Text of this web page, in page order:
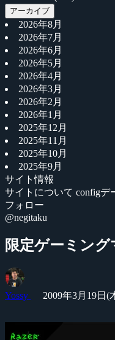
アーカイブ
2026年8月
2026年7月
2026年6月
2026年5月
2026年4月
2026年3月
2026年2月
2026年1月
2025年12月
2025年11月
2025年10月
2025年9月
サイト情報
サイトについて configデ
フォロー
@negitaku
限定ゲーミング
Yossy 2009年3月19日(